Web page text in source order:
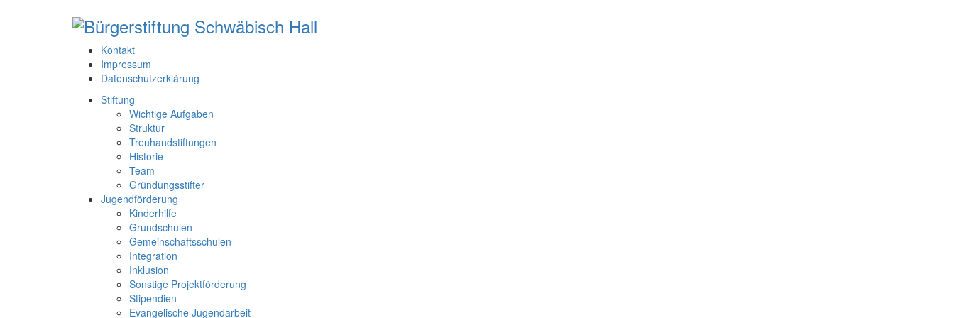
Kontakt
Impressum
Datenschutzerklärung
Stiftung
Wichtige Aufgaben
Struktur
Treuhandstiftungen
Historie
Team
Gründungsstifter
Jugendförderung
Kinderhilfe
Grundschulen
Gemeinschaftsschulen
Integration
Inklusion
Sonstige Projektförderung
Stipendien
Evangelische Jugendarbeit